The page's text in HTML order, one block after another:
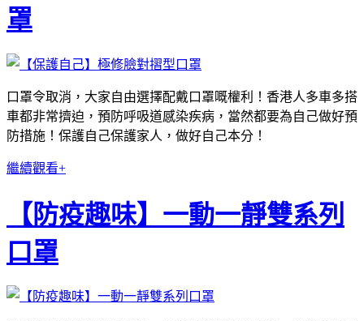
罩
口罩令取消，大家自由選擇配戴口罩嘅權利！香港人多車多搭
車都非常擠迫，預防呼吸道感染疾病，當然都要為自己做好預
防措施！保護自己保護家人，做好自己本分！
繼續觀看+
【防疫趣味】一動一靜雙系列
口罩